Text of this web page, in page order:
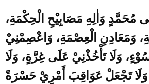
مُحَمَّدٍ وَاٰلِهِ مَصَابِيْحِ الْحِكْمَةِ،
وَمَعَادِنِ الْعِصْمَةِ، وَاعْصِمْنِيْ
وَلَا تَأْخُذْنِيْ عَلَى غِرَّةٍ، وَلَا
وَلَا تَجْعَلْ عَوَاقِبَ أَمْرِيْ حَسْرَةً